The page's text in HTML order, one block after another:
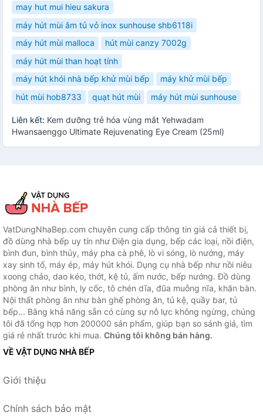
may hut mui hieu sakura
máy hút mùi âm tủ vỏ inox sunhouse shb6118i
máy hút mùi malloca
hút mùi canzy 7002g
máy hút mùi than hoạt tính
máy hút khói nhà bếp khử mùi bếp
máy khử mùi bếp
hút mùi hob8733
quạt hút mùi máy hút mùi sunhouse
Liên kết: Kem dưỡng trẻ hóa vùng mắt Yehwadam
Hwansaenggo Ultimate Rejuvenating Eye Cream (25ml)
VatDungNhaBep.com chuyên cung cấp thông tin giá cả thiết bị,
đồ dùng nhà bếp uy tín như Điện gia dụng, bếp các loại, nồi điện,
bình đun, bình thủy, máy pha cà phê, lò vi sóng, lò nướng, máy
xay sinh tố, máy ép, máy hút khói. Dụng cụ nhà bếp như nồi niêu
xoong chảo, dao kéo, thớt, kệ tủ, ấm nước, bếp nướng. Đồ dùng
phòng ăn như bình, ly cốc, tô chén dĩa, đũa muỗng nĩa, khăn bàn.
Nội thất phòng ăn như bàn ghế phòng ăn, tủ kệ, quầy bar, tủ
bếp... Bằng khả năng sẵn có cùng sự nỗ lực không ngừng, chúng
tôi đã tổng hợp hơn 200000 sản phẩm, giúp bạn so sánh giá, tìm
giá rẻ nhất trước khi mua. Chúng tôi không bán hàng.
VỀ VẬT DỤNG NHÀ BẾP
Giới thiệu
Chính sách bảo mật